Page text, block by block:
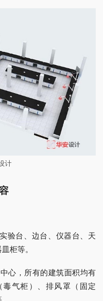
计
验台、边台、仪器台、天
柜等。
心，所有的建筑面积均有
气柜）、排风罩（固定